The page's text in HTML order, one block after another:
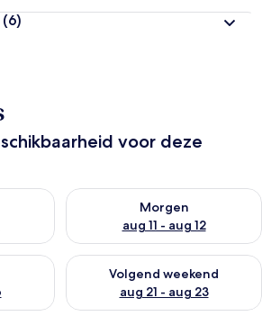
(6)
voor deze
voor vanavond aug 10 - aug
Morgen
aug 11 - aug 12
De beschikbaarheid
voor dit weekend aug 14 -
Volgend weekend
aug 21 - aug 23
De beschikbaarheid